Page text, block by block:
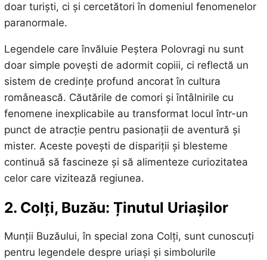
doar turiști, ci și cercetători în domeniul fenomenelor
paranormale.
Legendele care învăluie Peștera Polovragi nu sunt
doar simple povești de adormit copiii, ci reflectă un
sistem de credințe profund ancorat în cultura
românească. Căutările de comori și întâlnirile cu
fenomene inexplicabile au transformat locul într-un
punct de atracție pentru pasionații de aventură și
mister. Aceste povești de dispariții și blesteme
continuă să fascineze și să alimenteze curiozitatea
celor care vizitează regiunea.
2. Colți, Buzău: Ținutul Uriașilor
Munții Buzăului, în special zona Colți, sunt cunoscuți
pentru legendele despre uriași și simbolurile